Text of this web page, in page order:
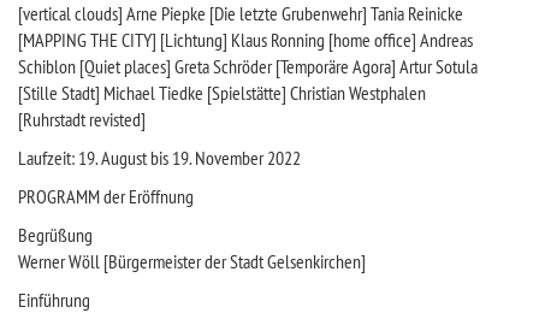
[vertical clouds] Arne Piepke [Die letzte Grubenwehr] Tania Reinicke
[MAPPING THE CITY] [Lichtung] Klaus Ronning [home office] Andreas
Schiblon [Quiet places] Greta Schröder [Temporäre Agora] Artur Sotula
[Stille Stadt] Michael Tiedke [Spielstätte] Christian Westphalen
[Ruhrstadt revisted]
Laufzeit: 19. August bis 19. November 2022
PROGRAMM der Eröffnung
Begrüßung
Werner Wöll [Bürgermeister der Stadt Gelsenkirchen]
Einführung